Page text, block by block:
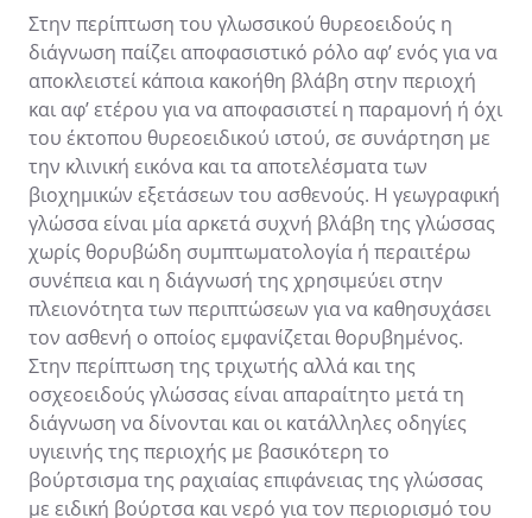
Στην περίπτωση του γλωσσικού θυρεοειδούς η
διάγνωση παίζει αποφασιστικό ρόλο αφ’ ενός για να
αποκλειστεί κάποια κακοήθη βλάβη στην περιοχή
και αφ’ ετέρου για να αποφασιστεί η παραμονή ή όχι
του έκτοπου θυρεοειδικού ιστού, σε συνάρτηση με
την κλινική εικόνα και τα αποτελέσματα των
βιοχημικών εξετάσεων του ασθενούς. Η γεωγραφική
γλώσσα είναι μία αρκετά συχνή βλάβη της γλώσσας
χωρίς θορυβώδη συμπτωματολογία ή περαιτέρω
συνέπεια και η διάγνωσή της χρησιμεύει στην
πλειονότητα των περιπτώσεων για να καθησυχάσει
τον ασθενή ο οποίος εμφανίζεται θορυβημένος.
Στην περίπτωση της τριχωτής αλλά και της
οσχεοειδούς γλώσσας είναι απαραίτητο μετά τη
διάγνωση να δίνονται και οι κατάλληλες οδηγίες
υγιεινής της περιοχής με βασικότερη το
βούρτσισμα της ραχιαίας επιφάνειας της γλώσσας
με ειδική βούρτσα και νερό για τον περιορισμό του